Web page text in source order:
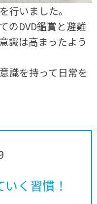
行いました。
のDVD鑑賞と避難
識は高まったよう
識を持って日常を
く習慣！